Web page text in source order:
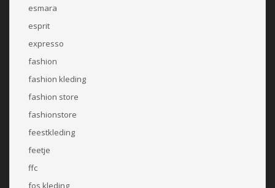
esmara
esprit
expresso
fashion
fashion kleding
fashion store
fashionstore
feestkleding
feetje
ffc
fos kleding